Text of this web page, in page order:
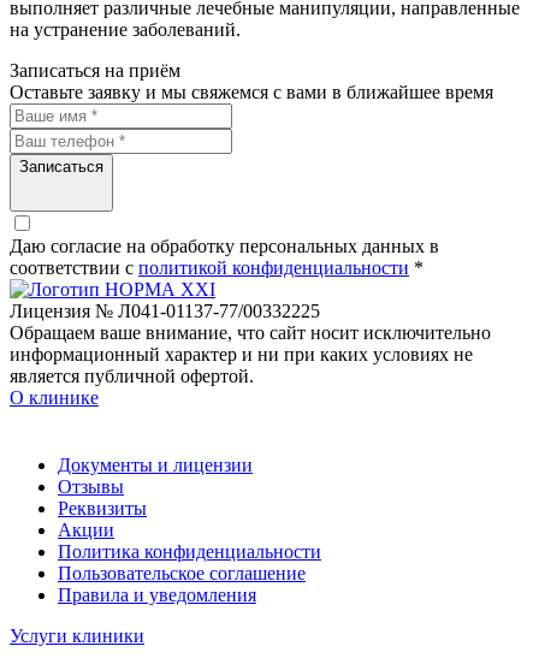
выполняет различные лечебные манипуляции, направленные
на устранение заболеваний.
Записаться на приём
Оставьте заявку и мы свяжемся с вами в ближайшее время
Записаться
Даю согласие на обработку персональных данных в
соответствии c политикой конфиденциальности *
Лицензия № Л041-01137-77/00332225
Обращаем ваше внимание, что сайт носит исключительно
информационный характер и ни при каких условиях не
является публичной офертой.
О клинике
Документы и лицензии
Отзывы
Реквизиты
Акции
Политика конфиденциальности
Пользовательское соглашение
Правила и уведомления
Услуги клиники